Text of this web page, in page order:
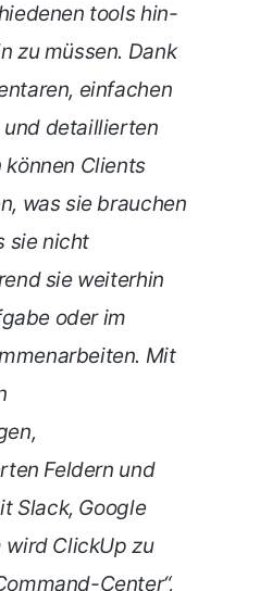
tools hin-
zu müssen. Dank
einfachen
und detaillierten
Clients
was sie brauchen
sie nicht
sie weiterhin
oder im
Mit
Feldern und
Slack, Google
wird ClickUp zu
Center“,